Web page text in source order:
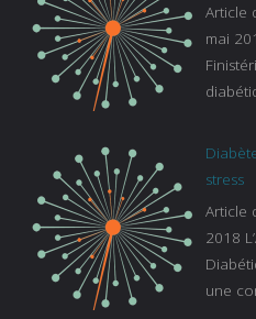
sur-
Article
mai
de la
qui
cher
stress
Article
2018
une